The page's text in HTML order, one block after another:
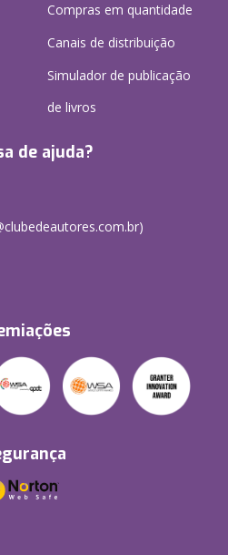
Compras em quantidade
Canais de distribuição
Simulador de publicação
de livros
de ajuda?